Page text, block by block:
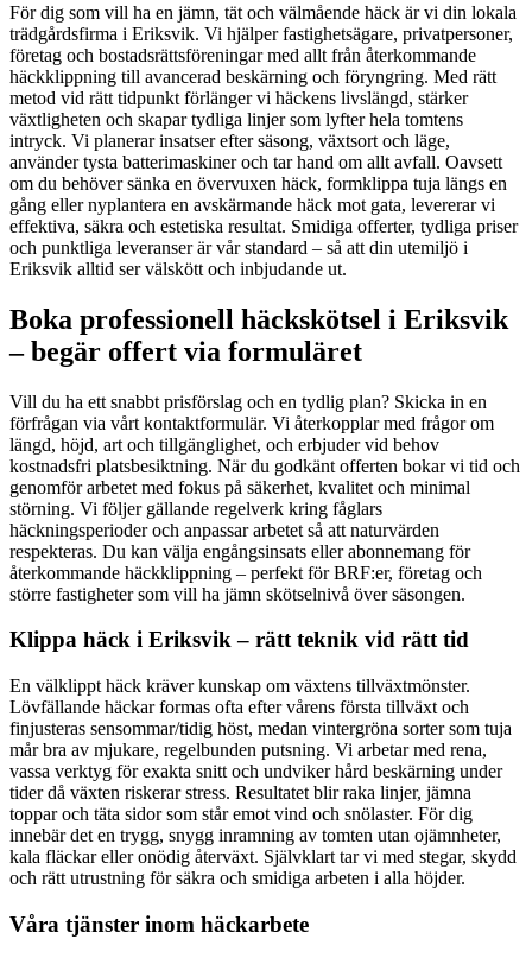
För dig som vill ha en jämn, tät och välmående häck är vi din lokala
trädgårdsfirma i Eriksvik. Vi hjälper fastighetsägare, privatpersoner,
företag och bostadsrättsföreningar med allt från återkommande
häckklippning till avancerad beskärning och föryngring. Med rätt
metod vid rätt tidpunkt förlänger vi häckens livslängd, stärker
växtligheten och skapar tydliga linjer som lyfter hela tomtens
intryck. Vi planerar insatser efter säsong, växtsort och läge,
använder tysta batterimaskiner och tar hand om allt avfall. Oavsett
om du behöver sänka en övervuxen häck, formklippa tuja längs en
gång eller nyplantera en avskärmande häck mot gata, levererar vi
effektiva, säkra och estetiska resultat. Smidiga offerter, tydliga priser
och punktliga leveranser är vår standard – så att din utemiljö i
Eriksvik alltid ser välskött och inbjudande ut.
Boka professionell häckskötsel i Eriksvik
– begär offert via formuläret
Vill du ha ett snabbt prisförslag och en tydlig plan? Skicka in en
förfrågan via vårt kontaktformulär. Vi återkopplar med frågor om
längd, höjd, art och tillgänglighet, och erbjuder vid behov
kostnadsfri platsbesiktning. När du godkänt offerten bokar vi tid och
genomför arbetet med fokus på säkerhet, kvalitet och minimal
störning. Vi följer gällande regelverk kring fåglars
häckningsperioder och anpassar arbetet så att naturvärden
respekteras. Du kan välja engångsinsats eller abonnemang för
återkommande häckklippning – perfekt för BRF:er, företag och
större fastigheter som vill ha jämn skötselnivå över säsongen.
Klippa häck i Eriksvik – rätt teknik vid rätt tid
En välklippt häck kräver kunskap om växtens tillväxtmönster.
Lövfällande häckar formas ofta efter vårens första tillväxt och
finjusteras sensommar/tidig höst, medan vintergröna sorter som tuja
mår bra av mjukare, regelbunden putsning. Vi arbetar med rena,
vassa verktyg för exakta snitt och undviker hård beskärning under
tider då växten riskerar stress. Resultatet blir raka linjer, jämna
toppar och täta sidor som står emot vind och snölaster. För dig
innebär det en trygg, snygg inramning av tomten utan ojämnheter,
kala fläckar eller onödig återväxt. Självklart tar vi med stegar, skydd
och rätt utrustning för säkra och smidiga arbeten i alla höjder.
Våra tjänster inom häckarbete